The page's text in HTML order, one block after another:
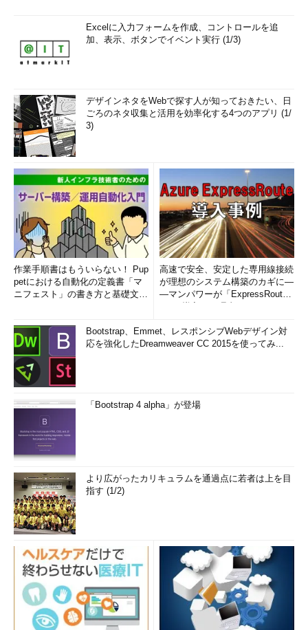
Excelに入力フォームを作成、コントロールを追
加、表示、ボタンでイベント実行 (1/3)
デザインネタをWebで探す人が知っておきたい、日
ごろのネタ収集と活用を効率化する4つのアプリ (1/
3)
作業手順書はもういらない！ Pup
petにおける自動化の定義書「マ
ニフェスト」の書き方と基礎文法
高速で安全、安定した専用線接続
が理想のシステム構築のカギに―
―マンパワーが「ExpressRout
Bootstrap、Emmet、レスポンシブWebデザイン対
応を強化したDreamweaver CC 2015を使ってみ...
「Bootstrap 4 alpha」が登場
より広がったカリキュラムを通過点に若者は上を目
指す (1/2)